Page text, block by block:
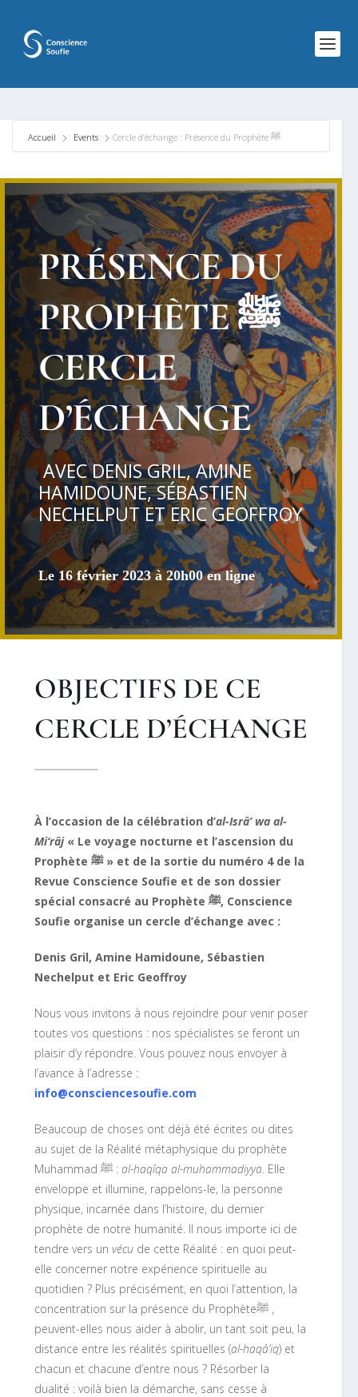
Accueil Events Cercle d’échange : Présence du Prophète ﷺ
PRÉSENCE DU
PROPHÈTE ﷺ
CERCLE
D’ÉCHANGE
AVEC DENIS GRIL, AMINE
HAMIDOUNE, SÉBASTIEN
NECHELPUT ET ERIC GEOFFROY
Le 16 février 2023 à 20h00 en ligne
OBJECTIFS DE CE
CERCLE D’ÉCHANGE
À l’occasion de la célébration d’al-Isrâ’ wa al-
Mi‘râj « Le voyage nocturne et l’ascension du
Prophète ﷺ» et de la sortie du numéro 4 de la
Revue Conscience Soufie et de son dossier
spécial consacré au Prophète ﷺ, Conscience
Soufie organise un cercle d’échange avec :
Denis Gril, Amine Hamidoune, Sébastien
Nechelput et Eric Geoffroy
Nous vous invitons à nous rejoindre pour venir poser
toutes vos questions : nos spécialistes se feront un
plaisir d’y répondre. Vous pouvez nous envoyer à
l’avance à l’adresse :
info@consciencesoufie.com
Beaucoup de choses ont déjà été écrites ou dites
au sujet de la Réalité métaphysique du prophète
Muhammad ﷺ: al-haqîqa al-muhammadiyya. Elle
enveloppe et illumine, rappelons-le, la personne
physique, incarnée dans l’histoire, du dernier
prophète de notre humanité. Il nous importe ici de
tendre vers un vécude cette Réalité : en quoi peut-
elle concerner notre expérience spirituelle au
quotidien ? Plus précisément, en quoi l’attention, la
concentration sur la présence du Prophète
ﷺ ,
peuvent-elles nous aider à abolir, un tant soit peu, la
distance entre les réalités spirituelles (al-haqâ’iq) et
chacun et chacune d’entre nous ? Résorber la
dualité : voilà bien la démarche, sans cesse à